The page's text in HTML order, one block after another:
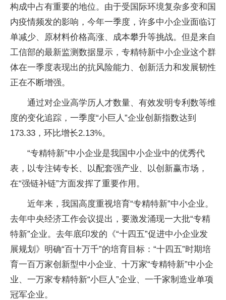
构成中占有重要的地位。由于受国际环境复杂多变和国
内疫情频发的影响，今年一季度，许多中小企业面临订
单减少、原材料价格高涨、成本攀升等挑战。但是来自
工信部的最新监测数据显示，专精特新中小企业这个群
体在一季度表现出的抗风险能力、创新活力和发展韧性
正在不断增强。
通过对企业高学历人才数量、有效发明专利数等维
度的变化追踪，一季度“小巨人”企业创新指数达到
173.33，环比增长2.13%。
“专精特新”中小企业是我国中小企业中的优秀代
表，以专注铸专长、以配套强产业、以创新赢市场，
在“强链补链”方面发挥了重要作用。
近年来，我国高度重视培育“专精特新”中小企业。
去年中央经济工作会议提出，要激发涌现一大批“专精
特新”企业。去年底印发的《“十四五”促进中小企业发
展规划》明确“百十万千”的培育目标：“十四五”时期培
育一百万家创新型中小企业、十万家“专精特新”中小企
业、一万家专精特新“小巨人”企业、一千家制造业单项
冠军企业。